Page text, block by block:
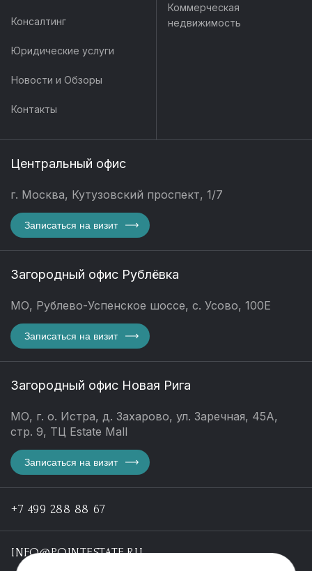
Консалтинг
Юридические услуги
Новости и Обзоры
Контакты
Коммерческая
недвижимость
Центральный офис
г. Москва, Кутузовский проспект, 1/7
Записаться на визит
Загородный офис Рублёвка
МО, Рублево-Успенское шоссе, с. Усово, 100Е
Записаться на визит
Загородный офис Новая Рига
МО, г. о. Истра, д. Захарово, ул. Заречная, 45А,
стр. 9, ТЦ Estate Mall
Записаться на визит
+7 499 288 88 67
INFO@POINTESTATE.RU